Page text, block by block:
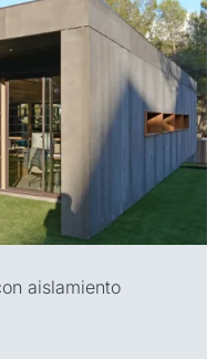
aislamiento